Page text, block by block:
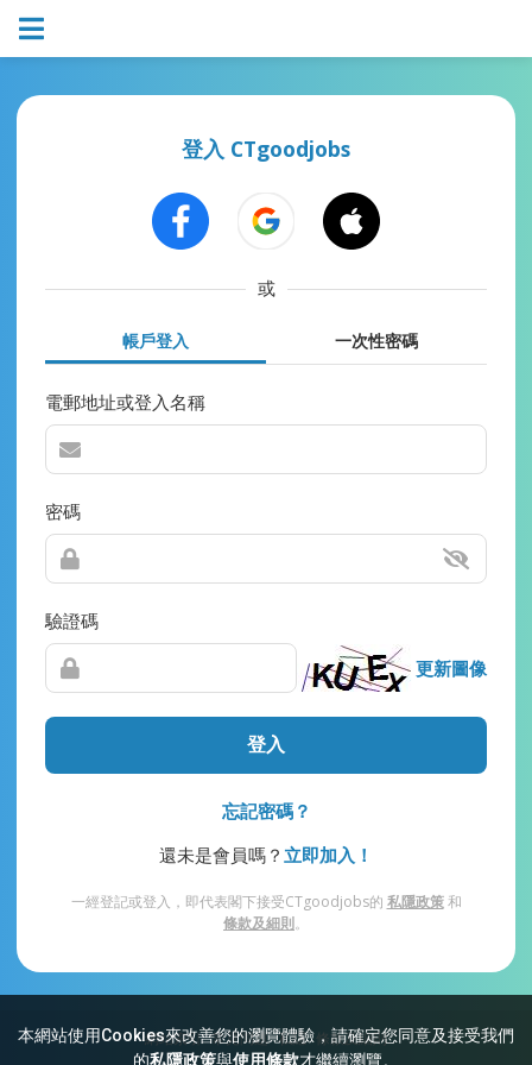
本網站使用Cookies來改善您的瀏覽體驗，請確定您同意及接受我們
的私隱政策與使用條款才繼續瀏覽。
登入 CTgoodjobs
或
帳戶登入 一次性密碼
電郵地址或登入名稱
密碼
驗證碼
更新圖像
登入
忘記密碼？
還未是會員嗎？ 立即加入！
一經登記或登入，即代表閣下接受CTgoodjobs的 私隱政策和
條款及細則。
網站索引 常見問題 私隱 條款及細則